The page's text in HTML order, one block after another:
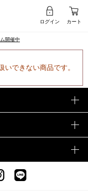
ログイン カート
開催中
いできない商品です。